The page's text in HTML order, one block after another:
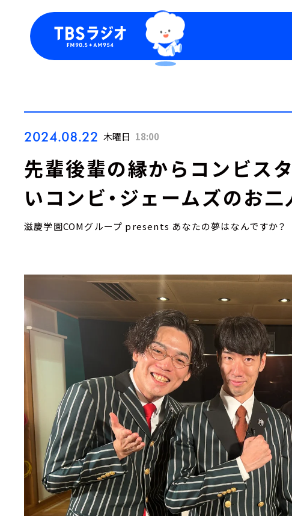
Podcast
2024.08.22 木曜日 18:00
先輩後輩の縁からコンビス
いコンビ・ジェームズのお二
滋慶学園COMグループ presents あなたの夢はなんですか？